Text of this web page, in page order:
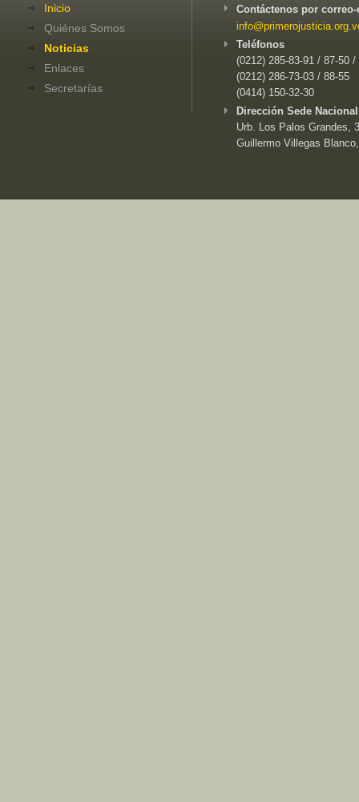
Inicio
Quiénes Somos
Noticias
Enlaces
Secretarías
Contáctenos por
Teléfonos
(0212) 285-83-91 / 87-50 /
(0212) 286-73-03 / 88-55
(0414) 150-32-30
Dirección Sede
Urb. Los Palos Grandes,
Guillermo Villegas